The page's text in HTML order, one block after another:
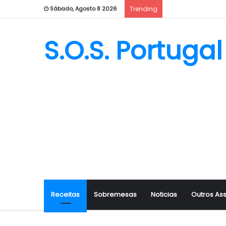
Sábado, Agosto 8 2026 Trending
S.O.S. Portugal
Receitas Sobremesas Noticias Outros